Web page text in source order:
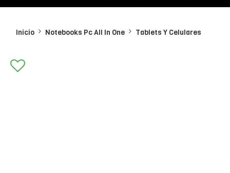
Inicio Notebooks Pc All In One Tablets Y Celulares